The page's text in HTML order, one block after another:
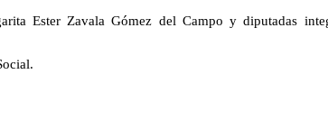
Ester Zavala Gómez del Campo y diputadas